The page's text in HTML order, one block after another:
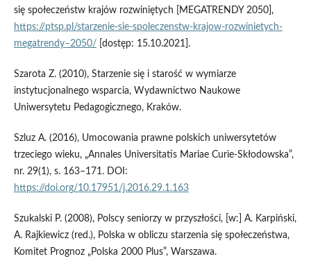
się społeczeństw krajów rozwiniętych [MEGATRENDY 2050],
https://ptsp.pl/starzenie-sie-spoleczenstw-krajow-rozwinietych-
megatrendy–2050/ [dostęp: 15.10.2021].
Szarota Z. (2010), Starzenie się i starość w wymiarze
instytucjonalnego wsparcia, Wydawnictwo Naukowe
Uniwersytetu Pedagogicznego, Kraków.
Szluz A. (2016), Umocowania prawne polskich uniwersytetów
trzeciego wieku, „Annales Universitatis Mariae Curie-Skłodowska”,
nr. 29(1), s. 163–171. DOI:
https://doi.org/10.17951/j.2016.29.1.163
Szukalski P. (2008), Polscy seniorzy w przyszłości, [w:] A. Karpiński,
A. Rajkiewicz (red.), Polska w obliczu starzenia się społeczeństwa,
Komitet Prognoz „Polska 2000 Plus”, Warszawa.